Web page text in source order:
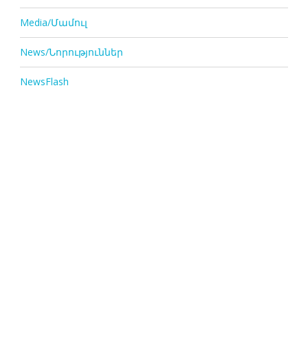
Media/Մամուլ
News/Նորություններ
NewsFlash